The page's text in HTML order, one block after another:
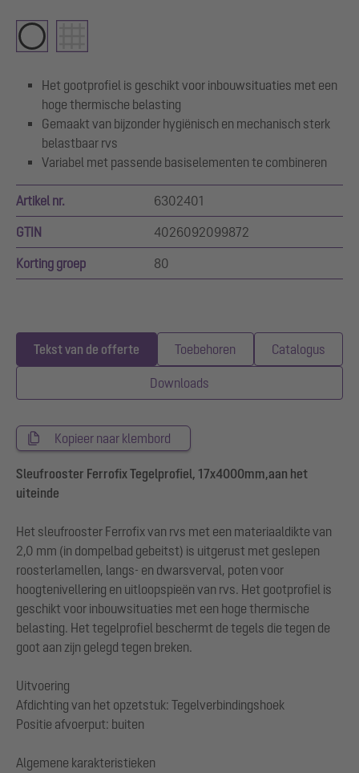
Het gootprofiel is geschikt voor inbouwsituaties met een
hoge thermische belasting
Gemaakt van bijzonder hygiënisch en mechanisch sterk
belastbaar rvs
Variabel met passende basiselementen te combineren
Artikel nr. 6302401
GTIN 4026092099872
Korting groep 80
Tekst van de offerte Toebehoren Catalogus
Downloads
Kopieer naar klembord
Sleufrooster Ferrofix Tegelprofiel, 17x4000mm,aan het
uiteinde
Het sleufrooster Ferrofix van rvs met een materiaaldikte van
2,0 mm (in dompelbad gebeitst) is uitgerust met geslepen
roosterlamellen, langs- en dwarsverval, poten voor
hoogtenivellering en uitloopspieën van rvs. Het gootprofiel is
geschikt voor inbouwsituaties met een hoge thermische
belasting. Het tegelprofiel beschermt de tegels die tegen de
goot aan zijn gelegd tegen breken.
Uitvoering
Afdichting van het opzetstuk: Tegelverbindingshoek
Positie afvoerput: buiten
Algemene karakteristieken